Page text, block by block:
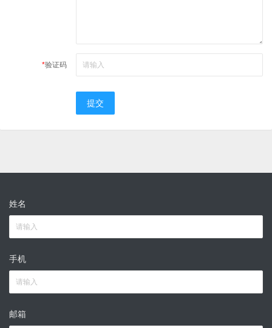
*验证码
提交
姓名
手机
邮箱